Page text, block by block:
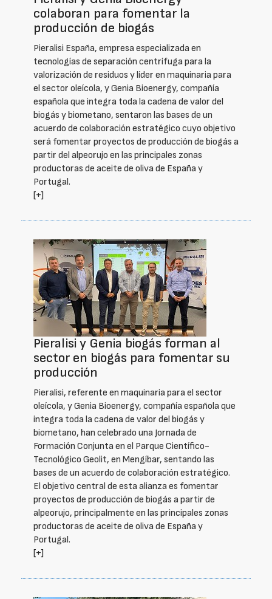
colaboran para fomentar la
producción de biogás
Pieralisi España, empresa especializada en
tecnologías de separación centrífuga para la
valorización de residuos y líder en maquinaria para
el sector oleícola, y Genia Bioenergy, compañía
española que integra toda la cadena de valor del
biogás y biometano, sentaron las bases de un
acuerdo de colaboración estratégico cuyo objetivo
será fomentar proyectos de producción de biogás a
partir del alpeorujo en las principales zonas
productoras de aceite de oliva de España y
Portugal.
[+]
Pieralisi y Genia biogás forman al
sector en biogás para fomentar su
producción
Pieralisi, referente en maquinaria para el sector
oleícola, y Genia Bioenergy, compañía española que
integra toda la cadena de valor del biogás y
biometano, han celebrado una Jornada de
Formación Conjunta en el Parque Científico-
Tecnológico Geolit, en Mengíbar, sentando las
bases de un acuerdo de colaboración estratégico.
El objetivo central de esta alianza es fomentar
proyectos de producción de biogás a partir de
alpeorujo, principalmente en las principales zonas
productoras de aceite de oliva de España y
Portugal.
[+]